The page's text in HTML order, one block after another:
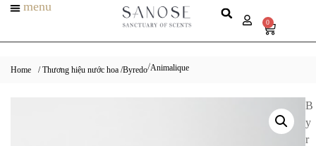
menu
0
Home / Thương hiệu nước hoa /Byredo/Animalique
B
y
r